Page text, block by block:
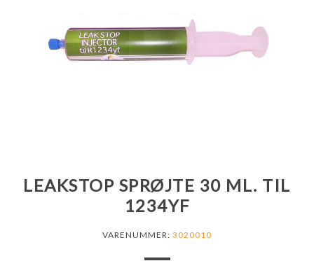
LEAKSTOP SPRØJTE 30 ML. TIL
1234YF
VARENUMMER: 3020010